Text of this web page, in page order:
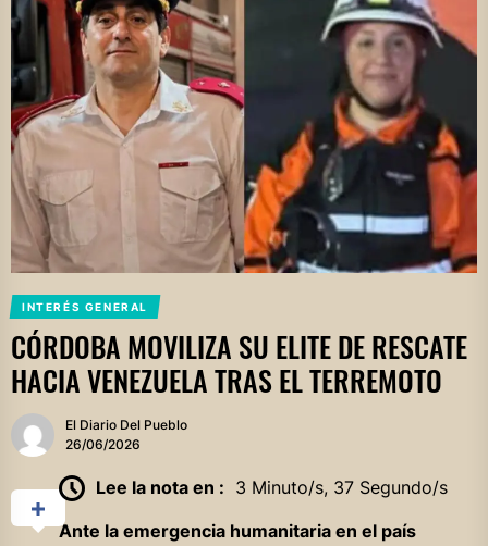
INTERÉS GENERAL
CÓRDOBA MOVILIZA SU ELITE DE RESCATE
HACIA VENEZUELA TRAS EL TERREMOTO
El Diario Del Pueblo
26/06/2026
Lee la nota en : 3 Minuto/s, 37 Segundo/s
Ante la emergencia humanitaria en el país